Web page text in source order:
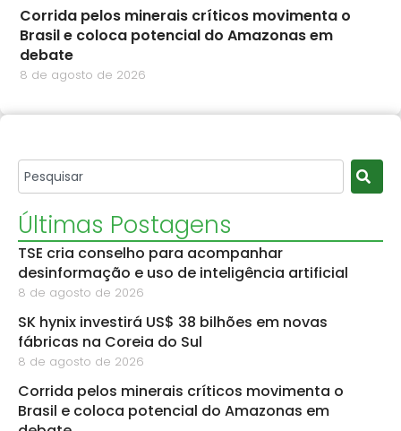
Corrida pelos minerais críticos movimenta o
Brasil e coloca potencial do Amazonas em
debate
8 de agosto de 2026
Últimas Postagens
TSE cria conselho para acompanhar
desinformação e uso de inteligência artificial
8 de agosto de 2026
SK hynix investirá US$ 38 bilhões em novas
fábricas na Coreia do Sul
8 de agosto de 2026
Corrida pelos minerais críticos movimenta o
Brasil e coloca potencial do Amazonas em